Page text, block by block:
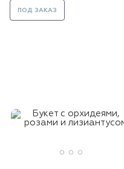
ПОД ЗАКАЗ